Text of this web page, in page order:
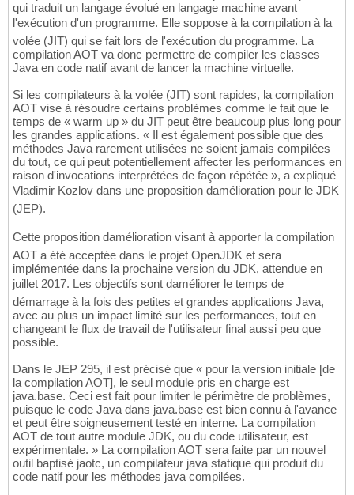
qui traduit un langage évolué en langage machine avant
l'exécution d'un programme. Elle soppose à la compilation à la
volée (JIT) qui se fait lors de l'exécution du programme. La
compilation AOT va donc permettre de compiler les classes
Java en code natif avant de lancer la machine virtuelle.
Si les compilateurs à la volée (JIT) sont rapides, la compilation
AOT vise à résoudre certains problèmes comme le fait que le
temps de « warm up » du JIT peut être beaucoup plus long pour
les grandes applications. « Il est également possible que des
méthodes Java rarement utilisées ne soient jamais compilées
du tout, ce qui peut potentiellement affecter les performances en
raison d'invocations interprétées de façon répétée », a expliqué
Vladimir Kozlov dans une proposition damélioration pour le JDK
(JEP).
Cette proposition damélioration visant à apporter la compilation
AOT a été acceptée dans le projet OpenJDK et sera
implémentée dans la prochaine version du JDK, attendue en
juillet 2017. Les objectifs sont daméliorer le temps de
démarrage à la fois des petites et grandes applications Java,
avec au plus un impact limité sur les performances, tout en
changeant le flux de travail de l'utilisateur final aussi peu que
possible.
Dans le JEP 295, il est précisé que « pour la version initiale [de
la compilation AOT], le seul module pris en charge est
java.base. Ceci est fait pour limiter le périmètre de problèmes,
puisque le code Java dans java.base est bien connu à l'avance
et peut être soigneusement testé en interne. La compilation
AOT de tout autre module JDK, ou du code utilisateur, est
expérimentale. » La compilation AOT sera faite par un nouvel
outil baptisé jaotc, un compilateur java statique qui produit du
code natif pour les méthodes java compilées.